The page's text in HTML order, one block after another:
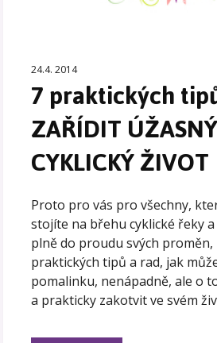
24.4. 2014
7 praktických
ZAŘÍDIT ÚŽASNÝ
CYKLICKÝ ŽIVOT
Proto pro vás pro všechny,
stojíte na břehu cyklické řeky
plně do proudu svých proměn,
praktických tipů a rad, jak
pomalinku, nenápadně, ale o
a prakticky zakotvit ve svém